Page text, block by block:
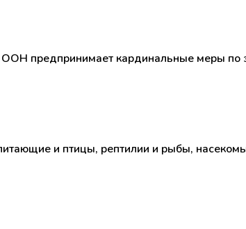
предпринимает кардинальные меры
и птицы, рептилии и рыбы,